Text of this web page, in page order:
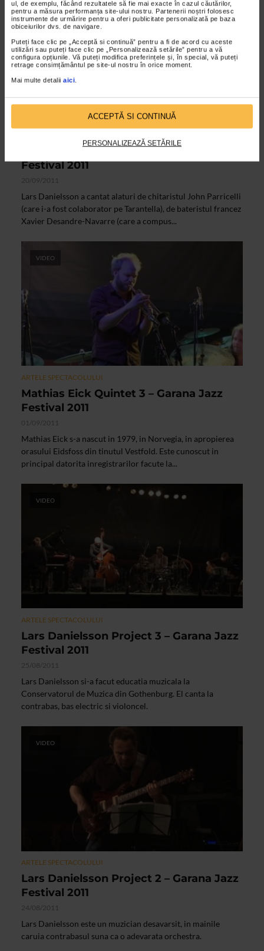
ul, de exemplu, făcând rezultatele să fie mai exacte în cazul căutărilor,
pentru a măsura performanța site-ului nostru. Partenerii noștri folosesc
instrumente de urmărire pentru a oferi publicitate personalizată pe baza
obiceiurilor dvs. de navigare.
Puteți face clic pe „Acceptă si continuă” pentru a fi de acord cu aceste
utilizări sau puteți face clic pe „Personalizează setările” pentru a vă
configura opțiunile. Vă puteți modifica preferințele și, în special, vă puteți
retrage consimțământul pe site-ul nostru în orice moment.
Mai multe detalii aici.
ACCEPTĂ SI CONTINUĂ
PERSONALIZEAZĂ SETĂRILE
VIDEO
Lars Danielsson Project 4 – Garana Jazz
Festival 2011
20/09/2011
Lars Danielsson a cantat alaturi de chitaristul John Parricelli
(care i-a fost colaborator pe Tarantella), de bateristul francez
Xavier Desandre-Navarre (care a compus...
VIDEO
ARTELE SPECTACOLULUI
Mathias Eick Quintet 3 – Garana Jazz
Festival 2011
01/09/2011
Mathias Eick s-a nascut in 1979, in Norvegia, in apropierea
orasului Eidsfoss din tinutul Vestfold. Este cunoscut in
principal datorita inregistrarilor facute la...
VIDEO
ARTELE SPECTACOLULUI
Lars Danielsson Project 3 – Garana Jazz
Festival 2011
25/08/2011
Lars Danielsson si-a facut educatia muzicala la
Conservatorul de Muzica din Gothenburg. El canta la
contrabas, bas electric si violoncel.
VIDEO
ARTELE SPECTACOLULUI
Lars Danielsson Project 2 – Garana Jazz
Festival 2011
24/08/2011
Lars Danielsson este un muzician desavarsit, in mainile
caruia contrabasul suna ca o adevarata orchestra.